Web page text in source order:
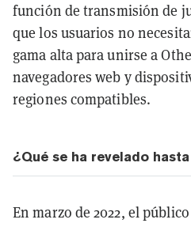
función de transmisión de
que los usuarios no
gama alta para unirse a
navegadores web y
regiones compatibles.
¿Qué se ha revelado
En marzo de 2022, el